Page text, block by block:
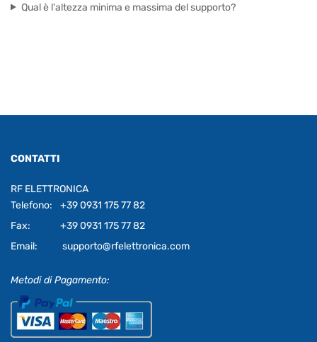
Qual è l'altezza minima e massima del supporto?
CONTATTI
RF ELETTRONICA
Telefono:
+39 0931 175 77 82
Fax:
+39 0931 175 77 82
Email:
supporto@rfelettronica.com
Metodi di Pagamento: